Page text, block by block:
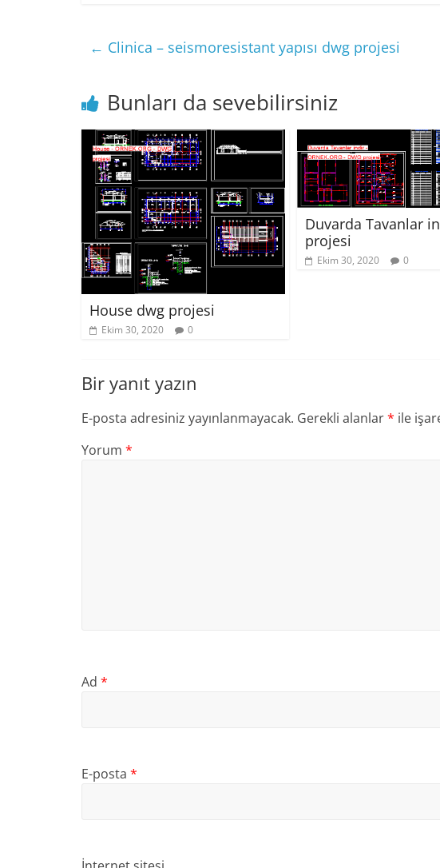
← Clinica – seismoresistant yapısı dwg projesi
Bunları da sevebilirsiniz
House dwg projesi
Ekim 30, 2020 0
Duvarda Tavanlar
projesi
Ekim 30, 2020 0
Bir yanıt yazın
E-posta adresiniz yayınlanmayacak. Gerekli alanlar* ile
Yorum *
Ad *
E-posta *